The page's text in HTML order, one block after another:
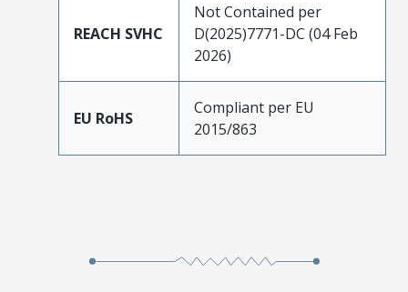
REACH SVHC
Not Contained per
D(2025)7771-DC (04 Feb
2026)
EU RoHS
Compliant per EU
2015/863